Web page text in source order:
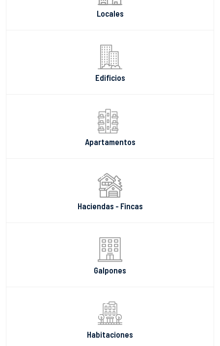
Locales
Edificios
Apartamentos
Haciendas - Fincas
Galpones
Habitaciones